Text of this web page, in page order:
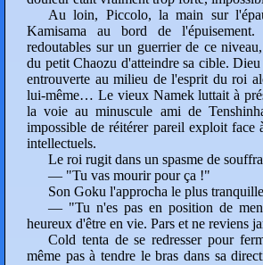
Au loin, Piccolo, la main sur
Kamisama au bord de l'épuisement.
redoutables sur un guerrier de ce
du petit Chaozu d'atteindre sa cible.
entrouverte au milieu de l'esprit du roi
lui-même… Le vieux Namek luttait à
la voie au minuscule ami de
impossible de réitérer pareil exploit face
intellectuels.
Le roi rugit dans un spasme de
— "Tu vas mourir pour ça !"
Son Goku l'approcha le plus
— "Tu n'es pas en position de
heureux d'être en vie. Pars et ne reviens
Cold tenta de se redresser pour
même pas à tendre le bras dans sa